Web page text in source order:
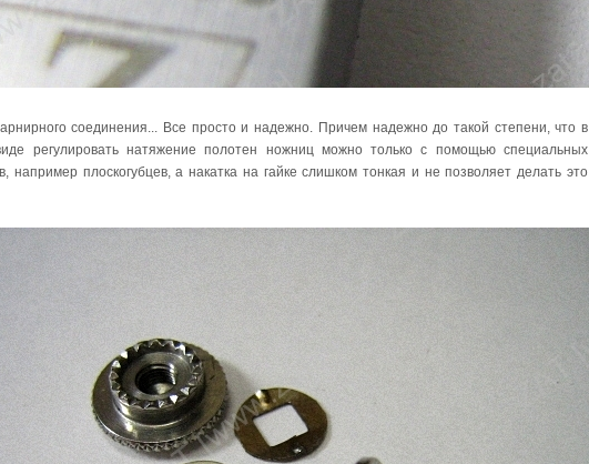
соединения... Все просто и надежно. Причем надежно до такой степени, что в
регулировать натяжение полотен ножниц можно только с помощью специальных
например плоскогубцев, а накатка на гайке слишком тонкая и не позволяет делать это